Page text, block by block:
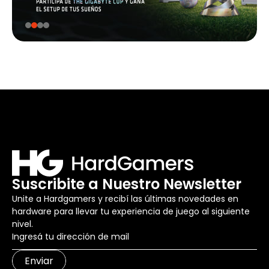
Suscribite a Nuestro Newsletter
Unite a Hardgamers y recibí las últimas novedades en
hardware para llevar tu experiencia de juego al siguiente
nivel.
Enviar